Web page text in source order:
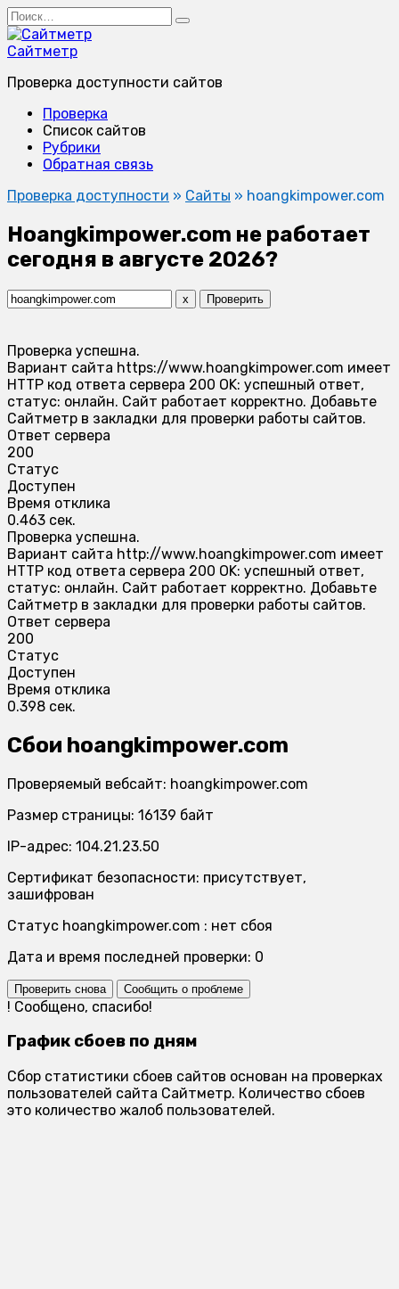
Перейти
к
содержанию
Search
for:
Сайтметр
Проверка доступности сайтов
Проверка
Список сайтов
Рубрики
Обратная связь
Проверка доступности » Сайты » hoangkimpower.com
Hoangkimpower.com не работает
сегодня в августе 2026?
x Проверить
Проверка успешна.
Вариант сайта https://www.hoangkimpower.com имеет
HTTP код ответа сервера 200 OK: успешный ответ,
статус: онлайн. Сайт работает корректно. Добавьте
Сайтметр в закладки для проверки работы сайтов.
Ответ сервера
200
Статус
Доступен
Время отклика
0.463 сек.
Проверка успешна.
Вариант сайта http://www.hoangkimpower.com имеет
HTTP код ответа сервера 200 OK: успешный ответ,
статус: онлайн. Сайт работает корректно. Добавьте
Сайтметр в закладки для проверки работы сайтов.
Ответ сервера
200
Статус
Доступен
Время отклика
0.398 сек.
Сбои hoangkimpower.com
Проверяемый вебсайт: hoangkimpower.com
Размер страницы: 16139 байт
IP-адрес: 104.21.23.50
Сертификат безопасности: присутствует,
зашифрован
Статус hoangkimpower.com : нет сбоя
Дата и время последней проверки: 0
Проверить снова Сообщить о проблеме
! Сообщено, спасибо!
График сбоев по дням
Сбор статистики сбоев сайтов основан на проверках
пользователей сайта Сайтметр. Количество сбоев
это количество жалоб пользователей.